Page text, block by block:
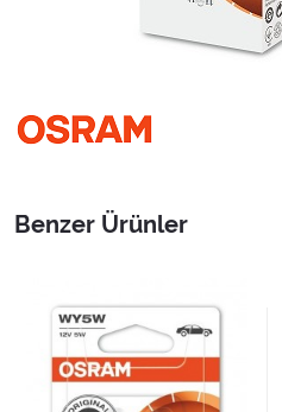
Benzer Ürünler